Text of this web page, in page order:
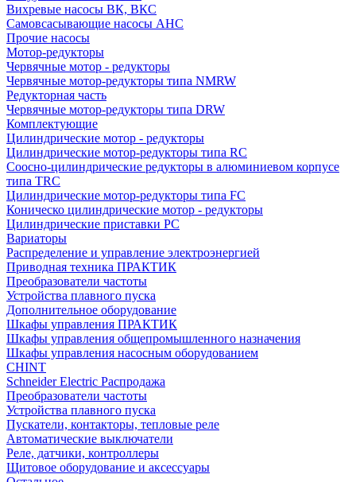
Вихревые насосы ВК, ВКС
Самовсасывающие насосы АНС
Прочие насосы
Мотор-редукторы
Червячные мотор - редукторы
Червячные мотор-редукторы типа NMRW
Редукторная часть
Червячные мотор-редукторы типа DRW
Комплектующие
Цилиндрические мотор - редукторы
Цилиндрические мотор-редукторы типа RC
Соосно-цилиндрические редукторы в алюминиевом корпусе
типа TRC
Цилиндрические мотор-редукторы типа FC
Коническо цилиндрические мотор - редукторы
Цилиндрические приставки PC
Вариаторы
Распределение и управление электроэнергией
Приводная техника ПРАКТИК
Преобразователи частоты
Устройства плавного пуска
Дополнительное оборудование
Шкафы управления ПРАКТИК
Шкафы управления общепромышленного назначения
Шкафы управления насосным оборудованием
CHINT
Schneider Electric Распродажа
Преобразователи частоты
Устройства плавного пуска
Пускатели, контакторы, тепловые реле
Автоматические выключатели
Реле, датчики, контроллеры
Щитовое оборудование и аксессуары